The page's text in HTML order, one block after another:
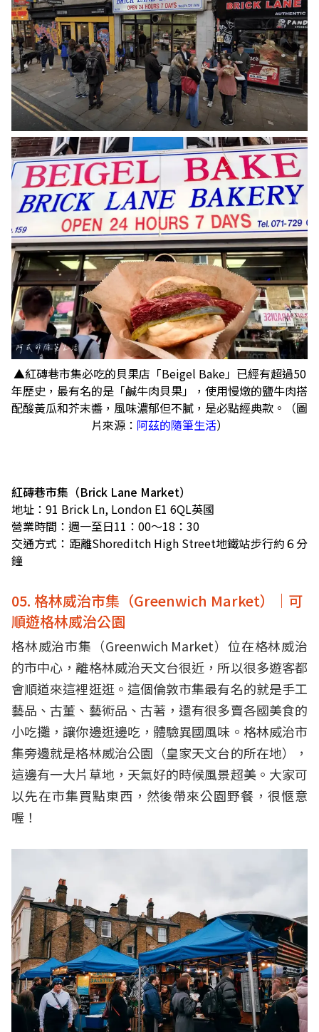
▲紅磚巷市集必吃的貝果店「Beigel Bake」已經有超過50
年歷史，最有名的是「鹹牛肉貝果」，使用慢燉的鹽牛肉搭
配酸黃瓜和芥末醬，風味濃郁但不膩，是必點經典款。（圖
片來源： 阿茲的隨筆生活）
紅磚巷市集（Brick Lane Market）
地址：91 Brick Ln, London E1 6QL英國
營業時間：週一至日11：00～18：30
交通方式：距離Shoreditch High Street地鐵站步行約６分
鐘
05. 格林威治市集（Greenwich Market）｜可
順遊格林威治公園
格林威治市集（Greenwich Market）位在格林威治
的市中心，離格林威治天文台很近，所以很多遊客都
會順道來這裡逛逛。這個倫敦市集最有名的就是手工
藝品、古董、藝術品、古著，還有很多賣各國美食的
小吃攤，讓你邊逛邊吃，體驗異國風味。格林威治市
集旁邊就是格林威治公園（皇家天文台的所在地），
這邊有一大片草地，天氣好的時候風景超美。大家可
以先在市集買點東西，然後帶來公園野餐，很愜意
喔！